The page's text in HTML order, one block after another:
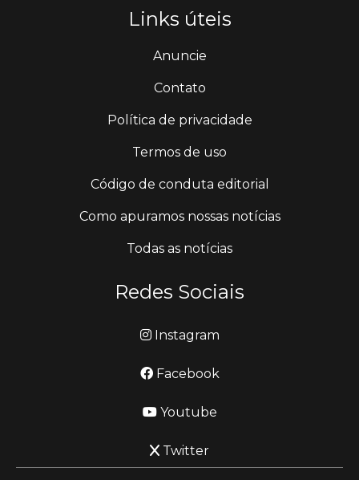
Links úteis
Anuncie
Contato
Política de privacidade
Termos de uso
Código de conduta editorial
Como apuramos nossas notícias
Todas as notícias
Redes Sociais
Instagram
Facebook
Youtube
Twitter